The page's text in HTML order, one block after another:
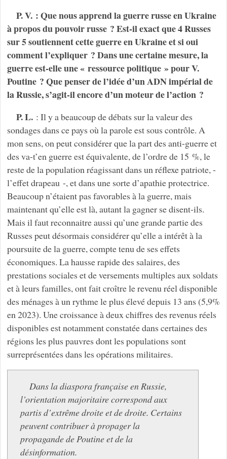
P. V. : Que nous apprend la guerre russe en Ukraine
à propos du pouvoir russe ? Est-il exact que 4 Russes
sur 5 soutiennent cette guerre en Ukraine et si oui
comment l’expliquer ? Dans une certaine mesure, la
guerre est-elle une « ressource politique » pour V.
Poutine ? Que penser de l’idée d’un ADN impérial de
la Russie, s’agit-il encore d’un moteur de l’action ?
P. L.: Il y a beaucoup de débats sur la valeur des
sondages dans ce pays où la parole est sous contrôle. A
mon sens, on peut considérer que la part des anti-guerre et
des va-t’en guerre est équivalente, de l’ordre de 15 %, le
reste de la population réagissant dans un réflexe patriote, -
l’effet drapeau -, et dans une sorte d’apathie protectrice.
Beaucoup n’étaient pas favorables à la guerre, mais
maintenant qu’elle est là, autant la gagner se disent-ils.
Mais il faut reconnaitre aussi qu’une grande partie des
Russes peut désormais considérer qu’elle a intérêt à la
poursuite de la guerre, compte tenu de ses effets
économiques. La hausse rapide des salaires, des
prestations sociales et de versements multiples aux soldats
et à leurs familles, ont fait croître le revenu réel disponible
des ménages à un rythme le plus élevé depuis 13 ans (5,9%
en 2023). Une croissance à deux chiffres des revenus réels
disponibles est notamment constatée dans certaines des
régions les plus pauvres dont les populations sont
surreprésentées dans les opérations militaires.
Dans la diaspora française en Russie,
l’orientation majoritaire correspond aux
partis d’extrême droite et de droite. Certains
peuvent contribuer à propager la
propagande de Poutine et de la
désinformation.